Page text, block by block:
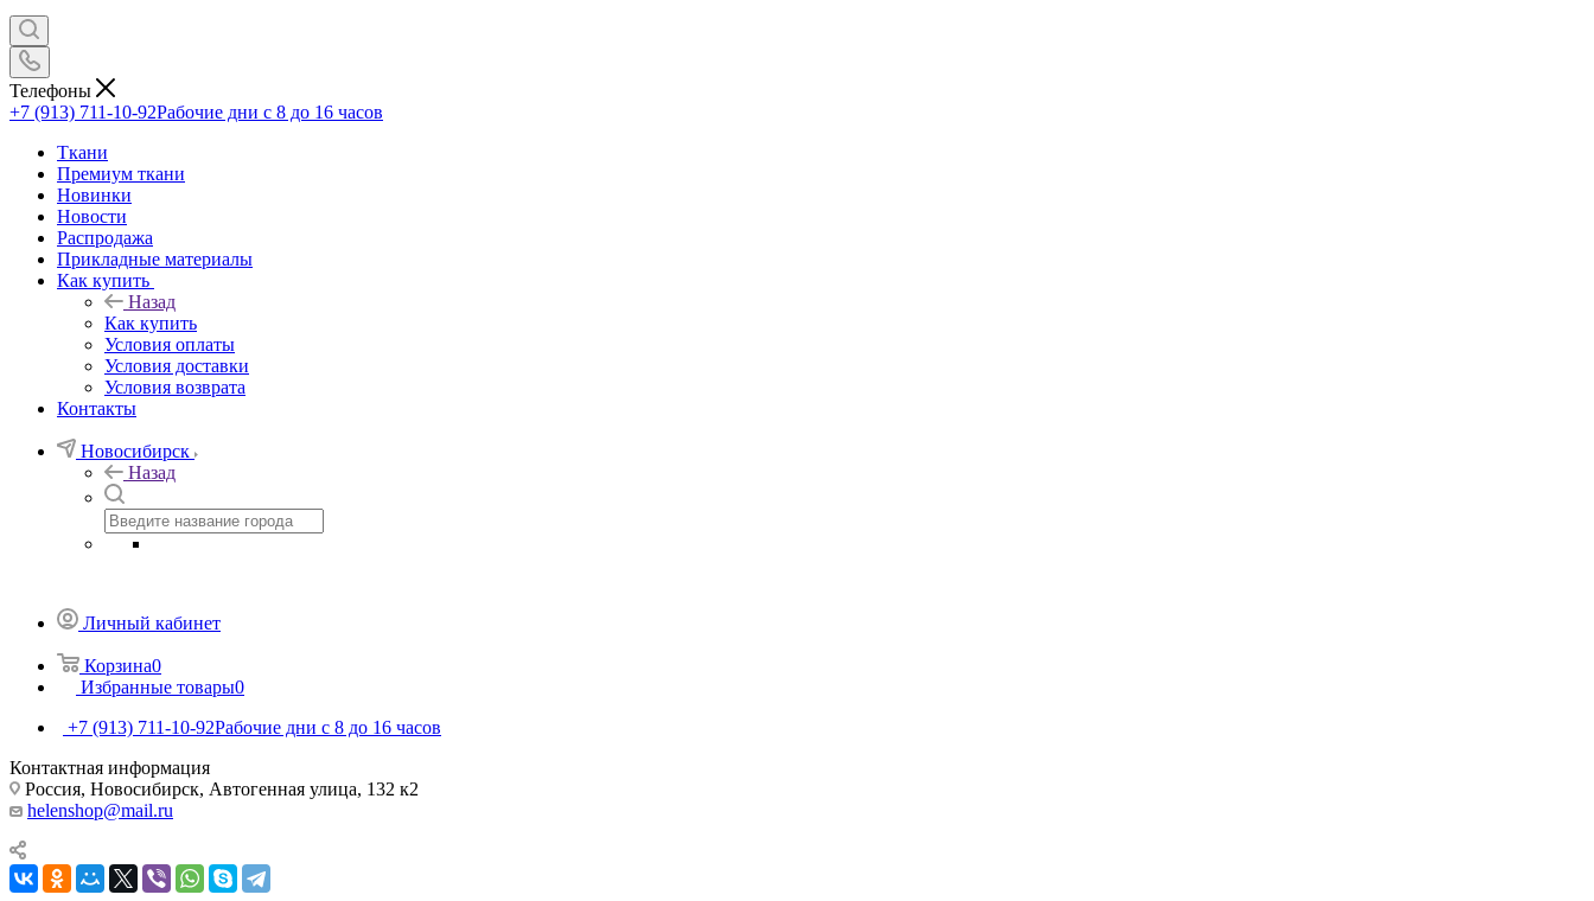
Телефоны
+7 (913) 711-10-92Рабочие дни с 8 до 16 часов
Ткани
Премиум ткани
Новинки
Новости
Распродажа
Прикладные материалы
Как купить
Назад
Как купить
Условия оплаты
Условия доставки
Условия возврата
Контакты
Новосибирск
Назад
Личный кабинет
Корзина0
Избранные товары0
+7 (913) 711-10-92Рабочие дни с 8 до 16 часов
Контактная информация
Россия, Новосибирск, Автогенная улица, 132 к2
helenshop@mail.ru